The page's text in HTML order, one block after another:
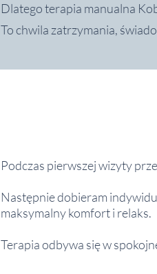
Dlatego terapia manualna
To chwila zatrzymania,
Podczas pierwszej wizyty
Następnie dobieram
maksymalny komfort i relaks.
Terapia odbywa się w